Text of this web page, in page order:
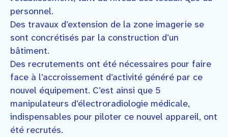
personnel.
Des travaux d’extension de la zone imagerie se
sont concrétisés par la construction d’un
bâtiment.
Des recrutements ont été nécessaires pour faire
face à l’accroissement d’activité généré par ce
nouvel équipement. C’est ainsi que 5
manipulateurs d’électroradiologie médicale,
indispensables pour piloter ce nouvel appareil, ont
été recrutés.